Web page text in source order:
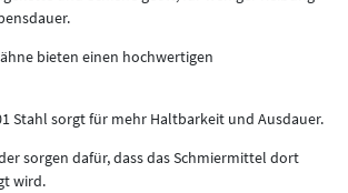
bieten einen hochwertigen
Stahl sorgt für mehr Haltbarkeit und Ausdauer.
sorgen dafür, dass das Schmiermittel dort
wird.